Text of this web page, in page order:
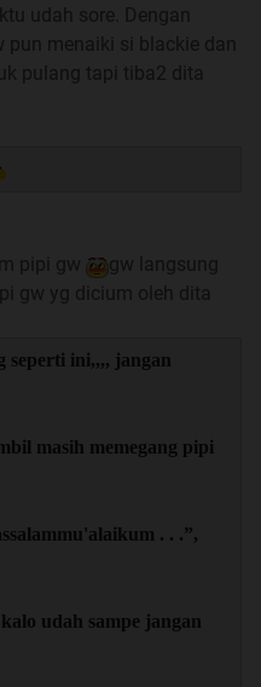
udah sore. Dengan
pun menaiki si blackie dan
pulang tapi tiba2 dita
pipi gw
gw langsung
gw yg dicium oleh dita
seperti ini,,,, jangan
masih memegang pipi
. . .”,
udah sampe jangan